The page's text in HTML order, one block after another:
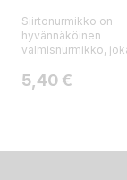
Siirtonurmikko on
hyvännäköinen
valmisnurmikko,
Hinta
5,40 €